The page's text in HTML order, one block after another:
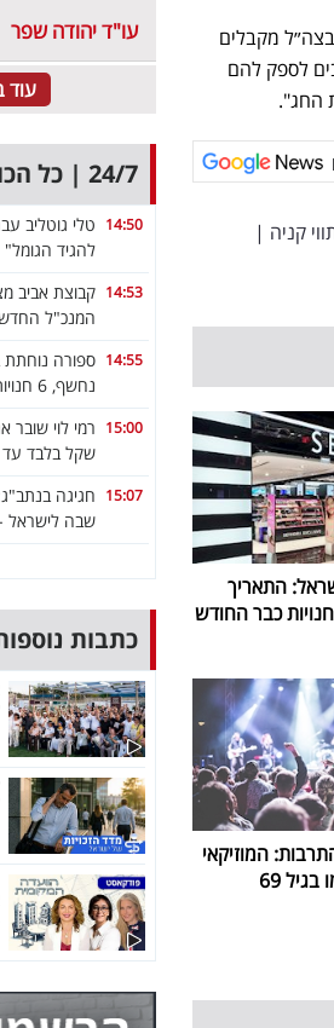
מקבלים
לספק להם
החג".
קניה |
התאריך
המוזיקאי
69
עו"ד יהודה שפר
עוד
24/7 | כל הכותרות
14:50 טלי גוטליב
להגיד הגומל"
14:53 קבוצת אביב
המנכ"ל
14:55 ספורה נוחתת
נחשף, 6 חנויות כבר החודש
15:00
שקל בלבד עד ה-
15:07 חגיגה
שבה לישראל - 1500 דולר
כתבות